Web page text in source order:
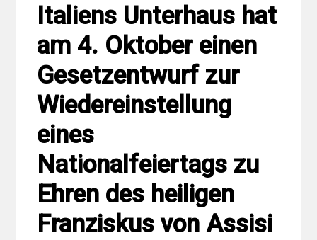
Italiens Unterhaus hat
am 4. Oktober einen
Gesetzentwurf zur
Wiedereinstellung
eines
Nationalfeiertags zu
Ehren des heiligen
Franziskus von Assisi